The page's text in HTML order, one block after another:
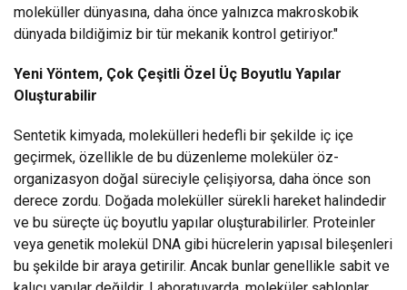
moleküller dünyasına, daha önce yalnızca makroskobik
dünyada bildiğimiz bir tür mekanik kontrol getiriyor."
Yeni Yöntem, Çok Çeşitli Özel Üç Boyutlu Yapılar
Oluşturabilir
Sentetik kimyada, molekülleri hedefli bir şekilde iç içe
geçirmek, özellikle de bu düzenleme moleküler öz-
organizasyon doğal süreciyle çelişiyorsa, daha önce son
derece zordu. Doğada moleküller sürekli hareket halindedir
ve bu süreçte üç boyutlu yapılar oluşturabilirler. Proteinler
veya genetik molekül DNA gibi hücrelerin yapısal bileşenleri
bu şekilde bir araya getirilir. Ancak bunlar genellikle sabit ve